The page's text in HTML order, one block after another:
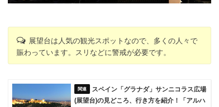
展望台は人気の観光スポットなので、多くの人々で
賑わっています。スリなどに警戒が必要です。
スペイン「グラナダ」サンニコラス広場
(展望台)の見どころ、行き方を紹介！「アルハ